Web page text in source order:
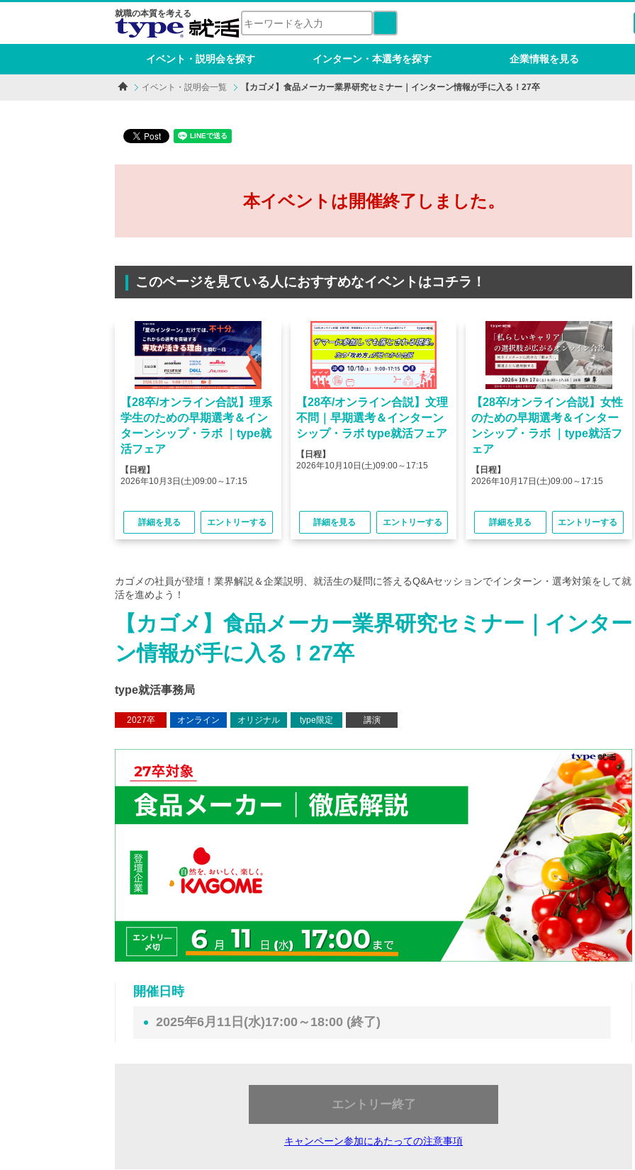
就職の本質を考える
イベント・説明会を探す インターン・本選考を探す 企業情報を見る
イベント・説明会一覧 【カゴメ】食品メーカー業界研究セミナー｜インターン情報が手に入る！27卒
本イベントは開催終了しました。
このページを見ている人におすすめなイベントはコチラ！
【28卒/オンライン合説】理系
学生のための早期選考＆イン
ターンシップ・ラボ ｜type就
活フェア
【日程】
2026年10月3日(土)09:00～17:15
詳細を見る エントリーする
【28卒/オンライン合説】文理
不問｜早期選考＆インターン
シップ・ラボ type就活フェア
【日程】
2026年10月10日(土)09:00～17:15
詳細を見る エントリーする
【28卒/オンライン合説】女性
のための早期選考＆インター
ンシップ・ラボ ｜type就活フ
ェア
【日程】
2026年10月17日(土)09:00～17:15
詳細を見る エントリーする
カゴメの社員が登壇！業界解説＆企業説明、就活生の疑問に答えるQ&Aセッションでインターン・選考対策をして就
活を進めよう！
【カゴメ】食品メーカー業界研究セミナー｜インター
ン情報が手に入る！27卒
type就活事務局
2027卒 オンライン オリジナル type限定 講演
開催日時
2025年6月11日(水)17:00～18:00 (終了)
エントリー終了
キャンペーン参加にあたっての注意事項